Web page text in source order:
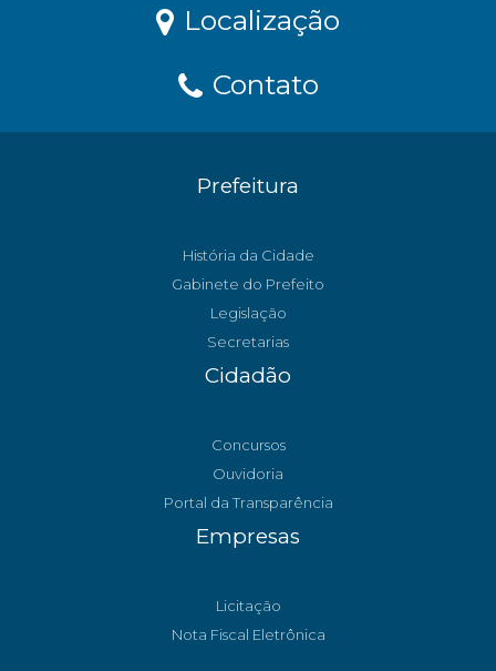
Localização
Contato
Prefeitura
História da Cidade
Gabinete do Prefeito
Legislação
Secretarias
Cidadão
Concursos
Ouvidoria
Portal da Transparência
Empresas
Licitação
Nota Fiscal Eletrônica